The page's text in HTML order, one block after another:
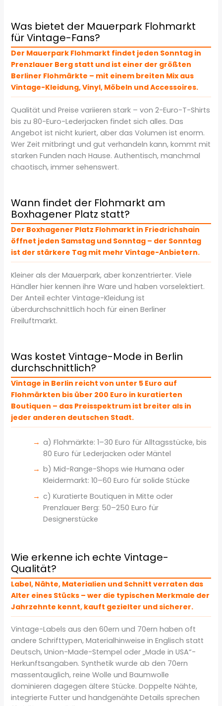
Was bietet der Mauerpark Flohmarkt
für Vintage-Fans?
Der Mauerpark Flohmarkt findet jeden Sonntag in
Prenzlauer Berg statt und ist einer der größten
Berliner Flohmärkte – mit einem breiten Mix aus
Vintage-Kleidung, Vinyl, Möbeln und Accessoires.
Qualität und Preise variieren stark – von 2-Euro-T-Shirts
bis zu 80-Euro-Lederjacken findet sich alles. Das
Angebot ist nicht kuriert, aber das Volumen ist enorm.
Wer Zeit mitbringt und gut verhandeln kann, kommt mit
starken Funden nach Hause. Authentisch, manchmal
chaotisch, immer sehenswert.
Wann findet der Flohmarkt am
Boxhagener Platz statt?
Der Boxhagener Platz Flohmarkt in Friedrichshain
öffnet jeden Samstag und Sonntag – der Sonntag
ist der stärkere Tag mit mehr Vintage-Anbietern.
Kleiner als der Mauerpark, aber konzentrierter. Viele
Händler hier kennen ihre Ware und haben vorselektiert.
Der Anteil echter Vintage-Kleidung ist
überdurchschnittlich hoch für einen Berliner
Freiluftmarkt.
Was kostet Vintage-Mode in Berlin
durchschnittlich?
Vintage in Berlin reicht von unter 5 Euro auf
Flohmärkten bis über 200 Euro in kuratierten
Boutiquen – das Preisspektrum ist breiter als in
jeder anderen deutschen Stadt.
a) Flohmärkte: 1–30 Euro für Alltagsstücke, bis
80 Euro für Lederjacken oder Mäntel
b) Mid-Range-Shops wie Humana oder
Kleidermarkt: 10–60 Euro für solide Stücke
c) Kuratierte Boutiquen in Mitte oder
Prenzlauer Berg: 50–250 Euro für
Designerstücke
Wie erkenne ich echte Vintage-
Qualität?
Label, Nähte, Materialien und Schnitt verraten das
Alter eines Stücks – wer die typischen Merkmale der
Jahrzehnte kennt, kauft gezielter und sicherer.
Vintage-Labels aus den 60ern und 70ern haben oft
andere Schrifttypen, Materialhinweise in Englisch statt
Deutsch, Union-Made-Stempel oder „Made in USA“-
Herkunftsangaben. Synthetik wurde ab den 70ern
massentauglich, reine Wolle und Baumwolle
dominieren dagegen ältere Stücke. Doppelte Nähte,
integrierte Futter und handgenähte Details sprechen